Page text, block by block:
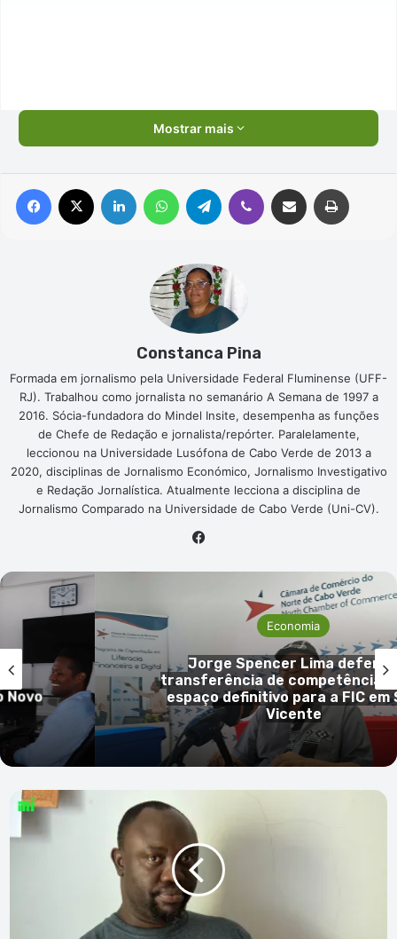
Mostrar mais
Facebook Linkedin WhatsAppTelegram Viber Compartilhar via e-mail
Constanca Pina
Formada em jornalismo pela Universidade Federal Fluminense (UFF-
RJ). Trabalhou como jornalista no semanário A Semana de 1997 a
2016. Sócia-fundadora do Mindel Insite, desempenha as funções
de Chefe de Redação e jornalista/repórter. Paralelamente,
leccionou na Universidade Lusófona de Cabo Verde de 2013 a
2020, disciplinas de Jornalismo Económico, Jornalismo Investigativo
e Redação Jornalística. Atualmente lecciona a disciplina de
Jornalismo Comparado na Universidade de Cabo Verde (Uni-CV).
Economia
Jorge Spencer Lima defende
transferência de competências e
espaço definitivo para a FIC em
Vicente
Mamadou
lança
single